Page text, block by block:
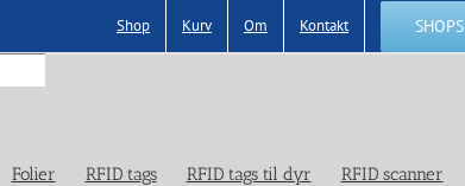
Shop Kurv Om Kontakt SHOPS
Folier RFID tags RFID tags til dyr RFID scanner